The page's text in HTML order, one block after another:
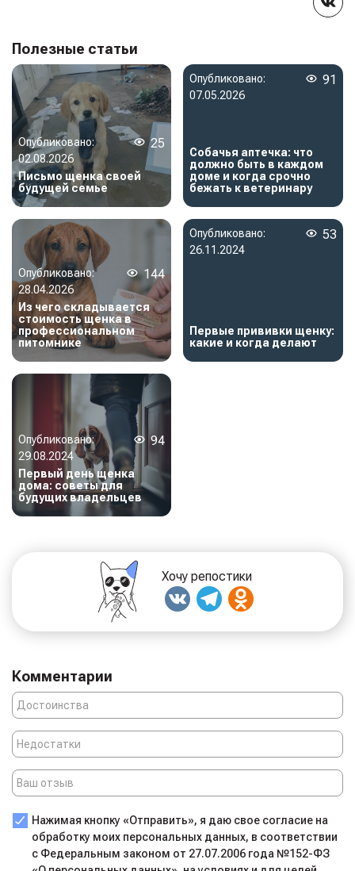
Полезные статьи
Опубликовано:
02.08.2026
25
Письмо щенка своей
будущей семье
Опубликовано:
07.05.2026
91
Собачья аптечка: что
должно быть в каждом
доме и когда срочно
бежать к ветеринару
Опубликовано:
28.04.2026
144
Из чего складывается
стоимость щенка в
профессиональном
питомнике
Опубликовано:
26.11.2024
53
Первые прививки щенку:
какие и когда делают
Опубликовано:
29.08.2024
94
Первый день щенка
дома: советы для
будущих владельцев
Хочу репостики
Комментарии
Нажимая кнопку «Отправить», я даю свое согласие на
обработку моих персональных данных, в соответствии
с Федеральным законом от 27.07.2006 года №152-ФЗ